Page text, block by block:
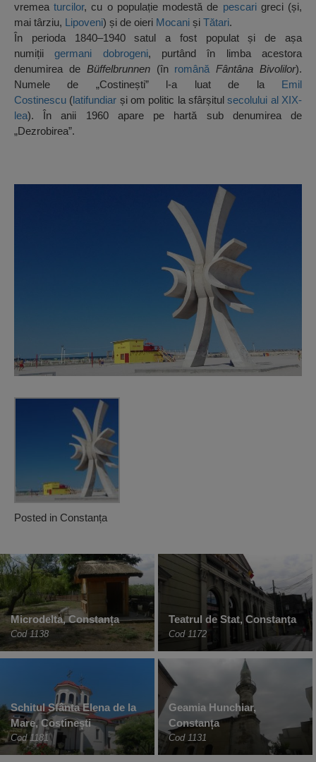
vremeaturcilor, cu o populație modestă de pescarigreci (și,
mai târziu, Lipoveni) și de oieri Mocani și Tătari.
În perioda 1840–1940 satul a fost populat și de așa
numițiigermani dobrogeni, purtând în limba acestora
denumirea de Büffelbrunnen(în română Fântâna Bivolilor).
Numele de „Costinești” l-a luat de la Emil
Costinescu (latifundiar și om politic la sfârșitulsecolului al XIX-
lea). În anii 1960 apare pe hartă sub denumirea de
„Dezrobirea”.
Posted in Constanța
Microdelta, Constanța
Cod 1138
Teatrul de Stat, Constanţa
Cod 1172
Schitul Sfânta Elena de la
Mare, Costinești
Cod 1181
Geamia Hunchiar,
Constanța
Cod 1131